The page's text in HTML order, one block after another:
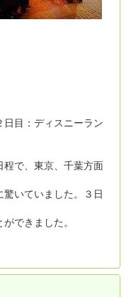
：ディスニーラン
で、東京、千葉方面
いていました。３日
ができました。